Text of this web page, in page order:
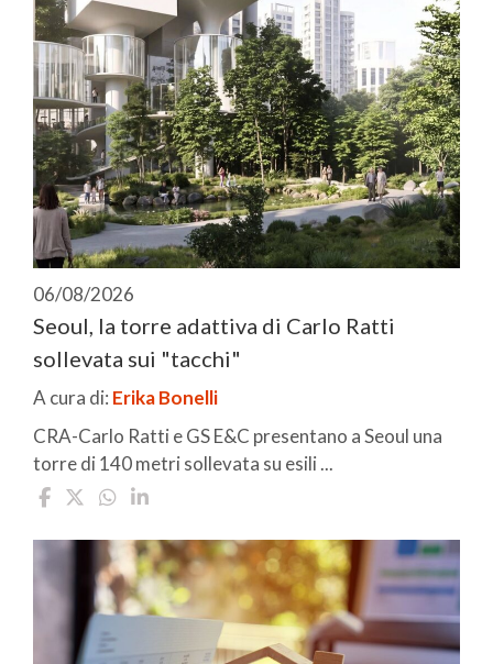
06/08/2026
Seoul, la torre adattiva di Carlo Ratti
sollevata sui "tacchi"
A cura di: Erika Bonelli
CRA-Carlo Ratti e GS E&C presentano a Seoul una
torre di 140 metri sollevata su esili ...